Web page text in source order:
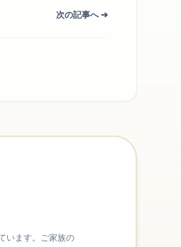
次の記事へ ➔
います。ご家族の